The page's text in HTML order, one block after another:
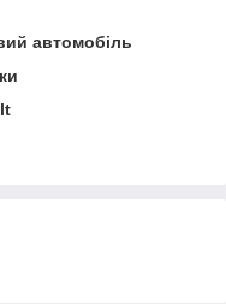
автомобіль